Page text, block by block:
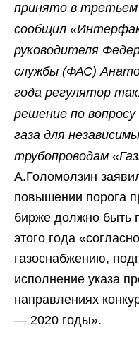
принято в третьем
сообщил
руководителя
службы (ФАС)
года регулятор
решение по
газа для
трубопроводам
А.Голомолзин
повышении порога
бирже должно быть
этого года
газоснабжению,
исполнение указа
направлениях
— 2020 годы».